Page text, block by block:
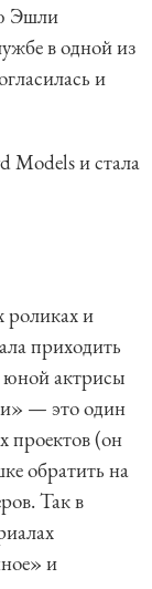
Эшли
в одной из
и
Models и стала
роликах и
приходить
актрисы
— это один
проектов (он
обратить на
Так в
и